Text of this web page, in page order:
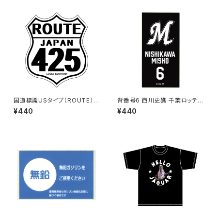
国道標識USタイプ（ROUTE）ス
テッカー 425号線（ホワイト）
¥440
背番号6 西川史礁 千葉ロッテマ
リーンズ 選手ステッカー（ブラッ
クB)
¥440